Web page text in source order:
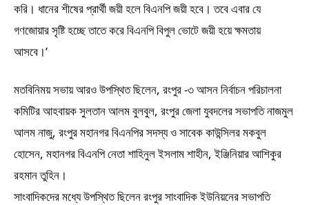
করি। ধানের শীষের প্রার্থী জয়ী হলে বিএনপি জয়ী হবে। তবে এবার যে
গণজোয়ার সৃষ্টি হচ্ছে তাতে করে বিএনপি বিপুল ভোটে জয়ী হয়ে ক্ষমতায়
আসবে।’
মতবিনিময় সভায় আরও উপস্থিত ছিলেন, রংপুর -৩ আসন নির্বাচন পরিচালনা
কমিটির আহবায়ক সুলতান আলম বুলবুল, রংপুর জেলা যুবদলের সভাপতি নাজমুল
আলম নাজু, রংপুর মহানগর বিএনপির সদস্য ও সাবেক কাউন্সিলর মকবুল
হোসেন, মহানগর বিএনপি নেতা শাহিনুল ইসলাম শাহীন, ইঞ্জিনিয়ার আশিকুর
রহমান তুহিন।
সাংবাদিকদের মধ্যে উপস্থিত ছিলেন রংপুর সাংবাদিক ইউনিয়নের সভাপতি